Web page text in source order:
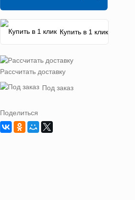
Купить в 1 клик
Рассчитать доставку
Под заказ
Поделиться